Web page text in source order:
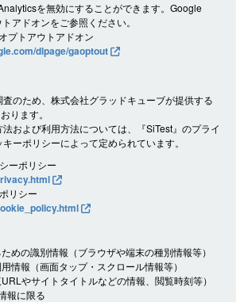
を無効にすることができます。Google
アドオンをご参照ください。
プトアウトアドオン
dlpage/gaoptout
のため、株式会社グラッドキューブが提供する
ります。
および利用方法については、『SiTest』のプライ
ーポリシーによって定められています。
ーポリシー
リシー
めの識別情報（ブラウザや端末の種別情報等）
情報（画面タップ・スクロール情報等）
やサイトタイトルなどの情報、閲覧時刻等）
報に限る